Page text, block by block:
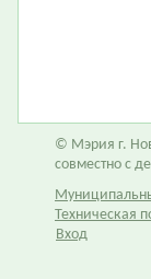
© Мэрия г.
совместно с
Техническая
Вход